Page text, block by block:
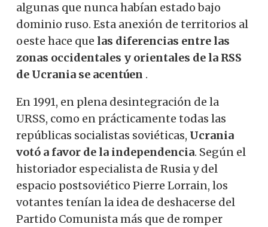
algunas que nunca habían estado bajo
dominio ruso. Esta anexión de territorios al
oeste hace que las diferencias entre las
zonas occidentales y orientales de la RSS
de Ucrania se acentúen .
En 1991, en plena desintegración de la
URSS, como en prácticamente todas las
repúblicas socialistas soviéticas, Ucrania
votó a favor de la independencia. Según el
historiador especialista de Rusia y del
espacio postsoviético Pierre Lorrain, los
votantes tenían la idea de deshacerse del
Partido Comunista más que de romper